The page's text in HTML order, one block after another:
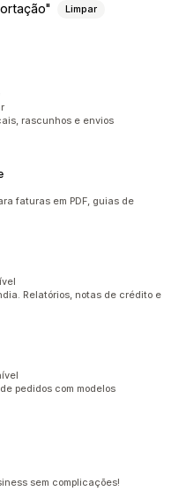
Limpar
rascunhos e envios
faturas em PDF, guias de
Relatórios, notas de crédito e
pedidos com modelos
sem complicações!